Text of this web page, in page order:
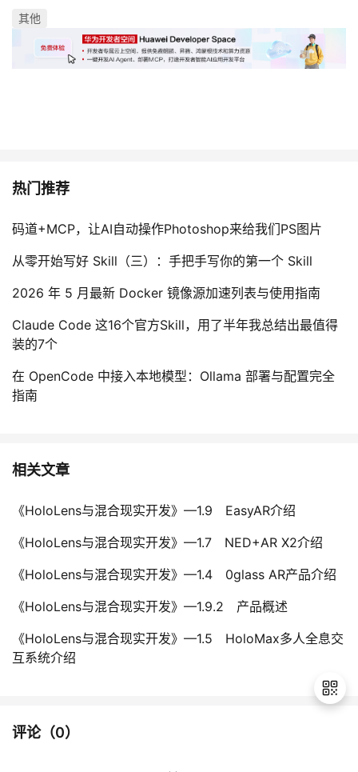
程
认
的
我
支
声
其他
热门推荐
码道+MCP，让AI自动操作Photoshop来给我们PS图片
从零开始写好 Skill（三）：手把手写你的第一个 Skill
2026 年 5 月最新 Docker 镜像源加速列表与使用指南
Claude Code 这16个官方Skill，用了半年我总结出最值得
装的7个
在 OpenCode 中接入本地模型：Ollama 部署与配置完全
指南
相关文章
《HoloLens与混合现实开发》—1.9 EasyAR介绍
《HoloLens与混合现实开发》—1.7 NED+AR X2介绍
《HoloLens与混合现实开发》—1.4 0glass AR产品介绍
《HoloLens与混合现实开发》—1.9.2 产品概述
《HoloLens与混合现实开发》—1.5 HoloMax多人全息交
互系统介绍
评论（0）